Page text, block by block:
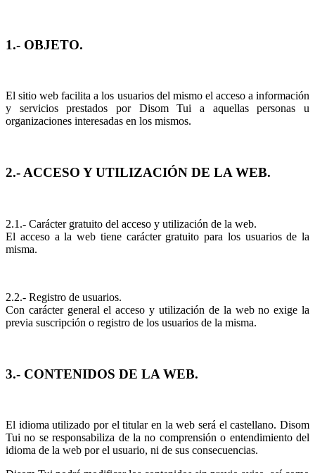
1.- OBJETO.
El sitio web facilita a los usuarios del mismo el acceso a información
y servicios prestados por Disom Tui a aquellas personas u
organizaciones interesadas en los mismos.
2.- ACCESO Y UTILIZACIÓN DE LA WEB.
2.1.- Carácter gratuito del acceso y utilización de la web.
El acceso a la web tiene carácter gratuito para los usuarios de la
misma.
2.2.- Registro de usuarios.
Con carácter general el acceso y utilización de la web no exige la
previa suscripción o registro de los usuarios de la misma.
3.- CONTENIDOS DE LA WEB.
El idioma utilizado por el titular en la web será el castellano. Disom
Tui no se responsabiliza de la no comprensión o entendimiento del
idioma de la web por el usuario, ni de sus consecuencias.